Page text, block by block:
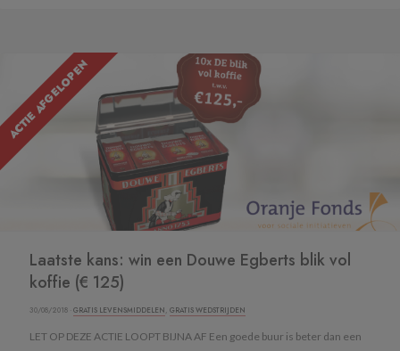
ACTIE AFGELOPEN
Laatste kans: win een Douwe Egberts blik vol
koffie (€ 125)
30/08/2018 · GRATIS LEVENSMIDDELEN, GRATIS WEDSTRIJDEN
LET OP DEZE ACTIE LOOPT BIJNA AF Een goede buur is beter dan een